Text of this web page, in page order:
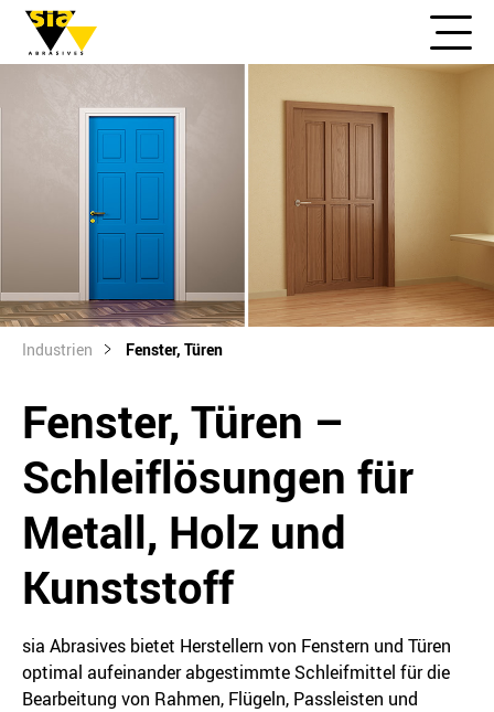
Industrien Fenster, Türen
Fenster, Türen –
Schleiflösungen für
Metall, Holz und
Kunststoff
sia Abrasives bietet Herstellern von Fenstern und Türen
optimal aufeinander abgestimmte Schleifmittel für die
Bearbeitung von Rahmen, Flügeln, Passleisten und